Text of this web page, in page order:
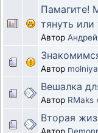
Памагите!
тянуть или
Автор
Автор
Вешалка
Автор RMaks
Вторая
Автор